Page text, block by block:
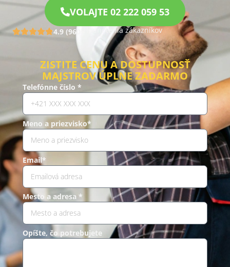
VOLAJTE 02 222 059 53
4.9 (960) Hodnotenia zákazníkov
ZISTITE CENU A DOSTUPNOSŤ
MAJSTROV ÚPLNE ZADARMO
Telefónne číslo *
Meno a priezvisko*
Email*
Mesto a adresa *
Opíšte, čo potrebujete